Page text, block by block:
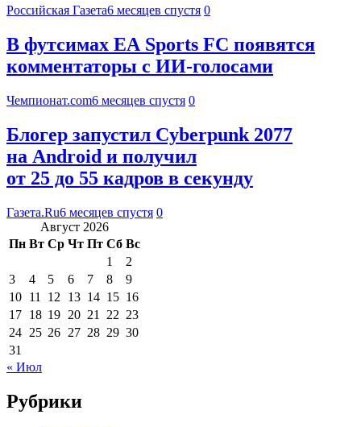
Российская Газета6 месяцев спустя 0
В футсимах EA Sports FC появятся
комментаторы с ИИ-голосами
Чемпионат.com6 месяцев спустя 0
Блогер запустил Cyberpunk 2077
на Android и получил
от 25 до 55 кадров в секунду
Газета.Ru6 месяцев спустя 0
Август 2026
Пн Вт Ср Чт Пт Сб Вс
1
2
3
4 5 6 7 8
9
10 11 12 13 14 15 16
17 18 19 20 21 22 23
24 25 26 27 28 29 30
31
« Июл
Рубрики